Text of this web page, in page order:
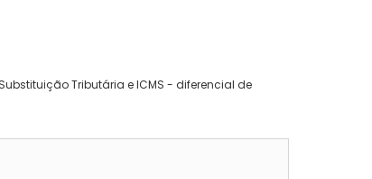
Tributária e ICMS - diferencial de